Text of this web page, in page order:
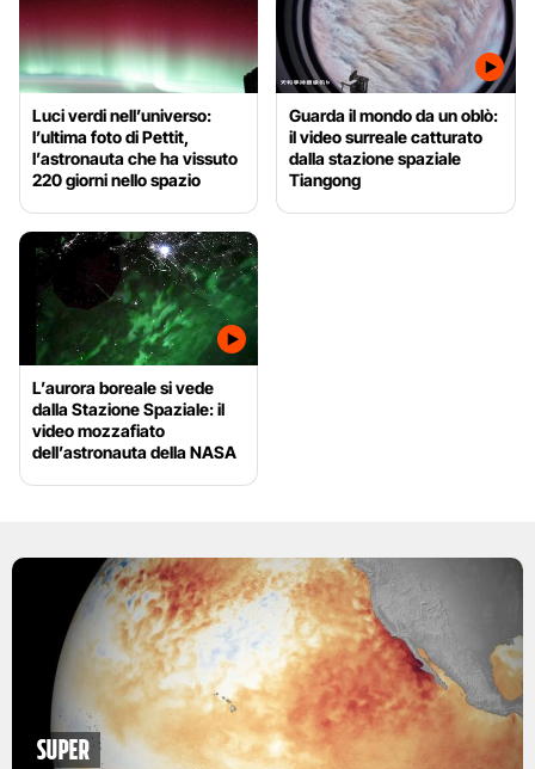
Luci verdi nell’universo:
l’ultima foto di Pettit,
l’astronauta che ha vissuto
220 giorni nello spazio
Guarda il mondo da un oblò:
il video surreale catturato
dalla stazione spaziale
Tiangong
L’aurora boreale si vede
dalla Stazione Spaziale: il
video mozzafiato
dell’astronauta della NASA
Super